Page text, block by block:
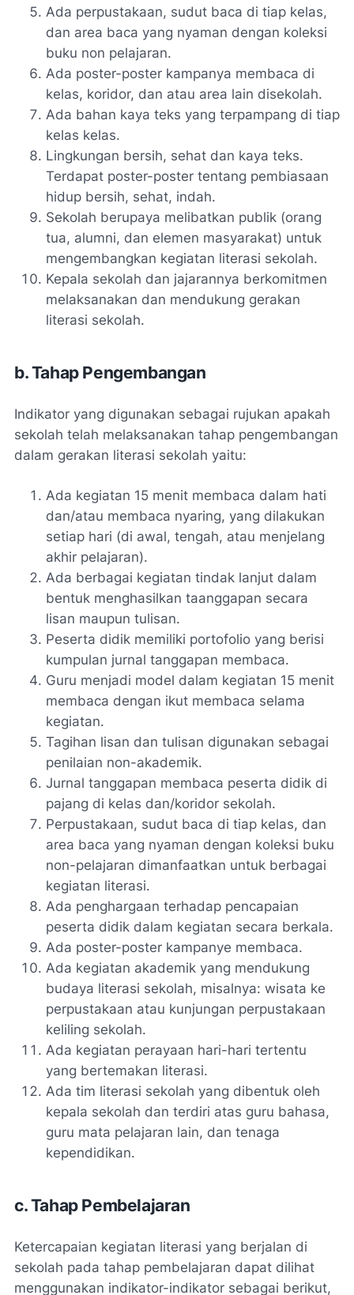
Ada perpustakaan, sudut baca di tiap kelas,
dan area baca yang nyaman dengan koleksi
buku non pelajaran.
Ada poster-poster kampanya membaca di
kelas, koridor, dan atau area lain disekolah.
Ada bahan kaya teks yang terpampang di tiap
kelas kelas.
Lingkungan bersih, sehat dan kaya teks.
Terdapat poster-poster tentang pembiasaan
hidup bersih, sehat, indah.
Sekolah berupaya melibatkan publik (orang
tua, alumni, dan elemen masyarakat) untuk
mengembangkan kegiatan literasi sekolah.
Kepala sekolah dan jajarannya berkomitmen
melaksanakan dan mendukung gerakan
literasi sekolah.
b. Tahap Pengembangan
Indikator yang digunakan sebagai rujukan apakah
sekolah telah melaksanakan tahap pengembangan
dalam gerakan literasi sekolah yaitu:
Ada kegiatan 15 menit membaca dalam hati
dan/atau membaca nyaring, yang dilakukan
setiap hari (di awal, tengah, atau menjelang
akhir pelajaran).
Ada berbagai kegiatan tindak lanjut dalam
bentuk menghasilkan taanggapan secara
lisan maupun tulisan.
Peserta didik memiliki portofolio yang berisi
kumpulan jurnal tanggapan membaca.
Guru menjadi model dalam kegiatan 15 menit
membaca dengan ikut membaca selama
kegiatan.
Tagihan lisan dan tulisan digunakan sebagai
penilaian non-akademik.
Jurnal tanggapan membaca peserta didik di
pajang di kelas dan/koridor sekolah.
Perpustakaan, sudut baca di tiap kelas, dan
area baca yang nyaman dengan koleksi buku
non-pelajaran dimanfaatkan untuk berbagai
kegiatan literasi.
Ada penghargaan terhadap pencapaian
peserta didik dalam kegiatan secara berkala.
Ada poster-poster kampanye membaca.
Ada kegiatan akademik yang mendukung
budaya literasi sekolah, misalnya: wisata ke
perpustakaan atau kunjungan perpustakaan
keliling sekolah.
Ada kegiatan perayaan hari-hari tertentu
yang bertemakan literasi.
Ada tim literasi sekolah yang dibentuk oleh
kepala sekolah dan terdiri atas guru bahasa,
guru mata pelajaran lain, dan tenaga
kependidikan.
c. Tahap Pembelajaran
Ketercapaian kegiatan literasi yang berjalan di
sekolah pada tahap pembelajaran dapat dilihat
menggunakan indikator-indikator sebagai berikut,